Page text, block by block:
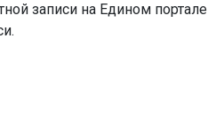
записи на Едином портале